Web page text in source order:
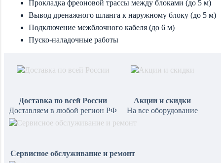
Прокладка фреоновой трассы между блоками (до 5 м)
Вывод дренажного шланга к наружному блоку (до 5 м)
Подключение межблочного кабеля (до 6 м)
Пуско-наладочные работы
Доставка по всей России
Доставляем в любой регион РФ
Акции и скидки
На все оборудование
Сервисное обслуживание и ремонт